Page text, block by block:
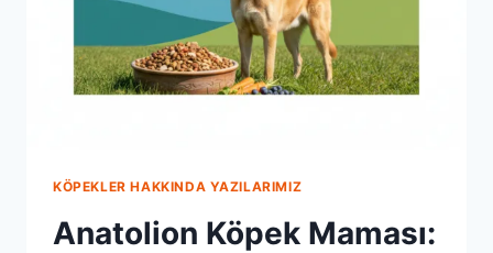
KÖPEKLER HAKKINDA YAZILARIMIZ
Anatolion Köpek Maması: